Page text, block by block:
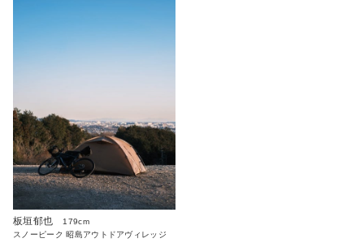
板垣郁也
179cm
スノーピーク 昭島アウトドアヴィレッジ